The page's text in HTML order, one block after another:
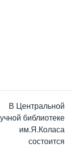
В Центральной
библиотеке
им.Я.Коласа
состоится